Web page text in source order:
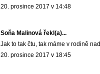
20. prosince 2017 v 14:48
Soňa Malinová řekl(a)...
Jak to tak čtu, tak máme v rodině
20. prosince 2017 v 18:45